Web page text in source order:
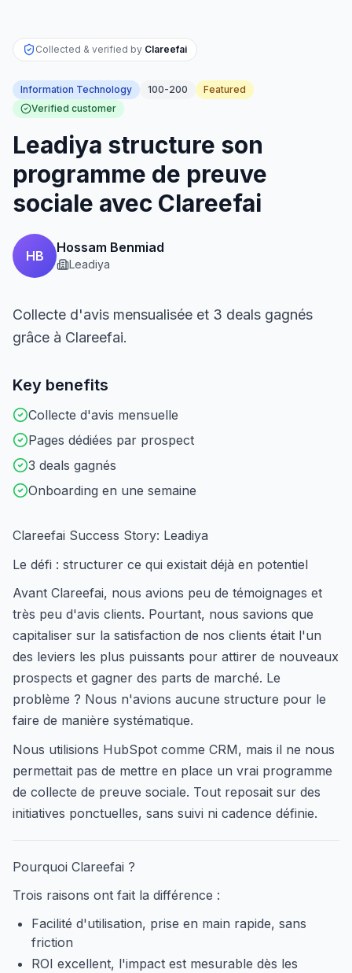
Collected & verified by Clareefai
Information Technology 100-200
Featured
Verified customer
Leadiya structure son
programme de preuve
sociale avec Clareefai
HB
Hossam Benmiad
Leadiya
Collecte d'avis mensualisée et 3 deals gagnés
grâce à Clareefai.
Key benefits
Collecte d'avis mensuelle
Pages dédiées par prospect
3 deals gagnés
Onboarding en une semaine
Clareefai Success Story: Leadiya
Le défi : structurer ce qui existait déjà en potentiel
Avant Clareefai, nous avions peu de témoignages et
très peu d'avis clients. Pourtant, nous savions que
capitaliser sur la satisfaction de nos clients était l'un
des leviers les plus puissants pour attirer de nouveaux
prospects et gagner des parts de marché. Le
problème ? Nous n'avions aucune structure pour le
faire de manière systématique.
Nous utilisions HubSpot comme CRM, mais il ne nous
permettait pas de mettre en place un vrai programme
de collecte de preuve sociale. Tout reposait sur des
initiatives ponctuelles, sans suivi ni cadence définie.
Pourquoi Clareefai ?
Trois raisons ont fait la différence :
Facilité d'utilisation, prise en main rapide, sans
friction
ROI excellent, l'impact est mesurable dès les